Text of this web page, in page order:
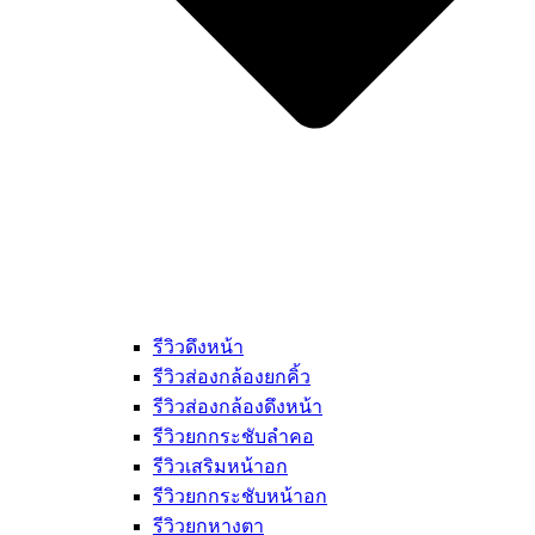
รีวิวดึงหน้า
รีวิวส่องกล้องยกคิ้ว
รีวิวส่องกล้องดึงหน้า
รีวิวยกกระชับลำคอ
รีวิวเสริมหน้าอก
รีวิวยกกระชับหน้าอก
รีวิวยกหางตา